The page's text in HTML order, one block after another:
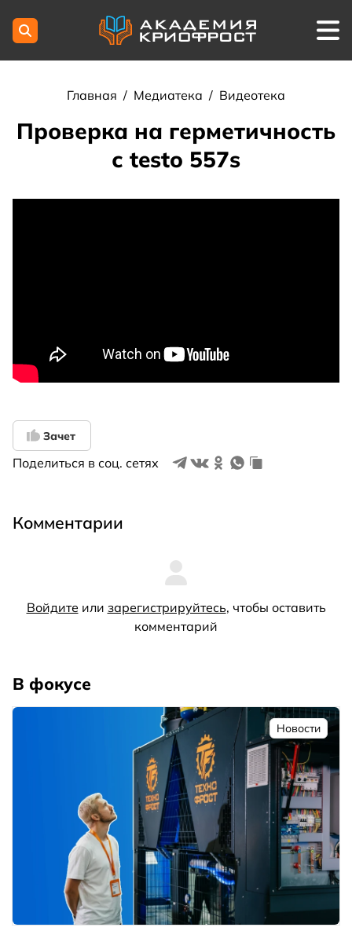
Главная / Медиатека / Видеотека
Проверка на герметичность
с testo 557s
Зачет
Поделиться в соц. сетях
Комментарии
Войдите или зарегистрируйтесь, чтобы оставить
комментарий
В фокусе
Новости